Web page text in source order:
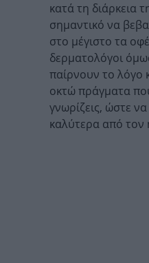
κατά τη διάρκεια
σημαντικό να
στο μέγιστο τα
δερματολόγοι
παίρνουν το λόγο
οκτώ πράγματα
γνωρίζεις, ώστε
καλύτερα από τον